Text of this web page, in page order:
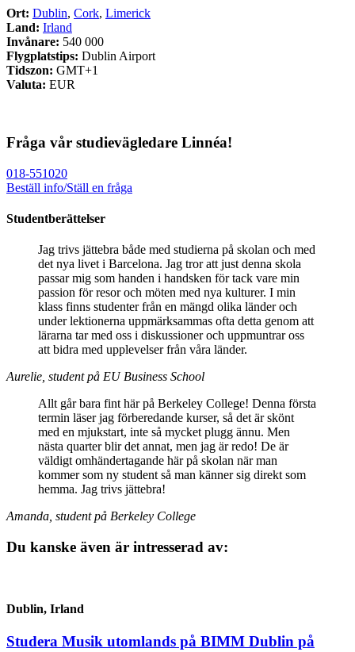
Ort: Dublin, Cork, Limerick
Land: Irland
Invånare: 540 000
Flygplatstips: Dublin Airport
Tidszon: GMT+1
Valuta: EUR
Fråga vår studievägledare Linnéa!
018-551020
Beställ info/Ställ en fråga
Studentberättelser
Jag trivs jättebra både med studierna på skolan och med
det nya livet i Barcelona. Jag tror att just denna skola
passar mig som handen i handsken för tack vare min
passion för resor och möten med nya kulturer. I min
klass finns studenter från en mängd olika länder och
under lektionerna uppmärksammas ofta detta genom att
lärarna tar med oss i diskussioner och uppmuntrar oss
att bidra med upplevelser från våra länder.
Aurelie, student på EU Business School
Allt går bara fint här på Berkeley College! Denna första
termin läser jag förberedande kurser, så det är skönt
med en mjukstart, inte så mycket plugg ännu. Men
nästa quarter blir det annat, men jag är redo! De är
väldigt omhändertagande här på skolan när man
kommer som ny student så man känner sig direkt som
hemma. Jag trivs jättebra!
Amanda, student på Berkeley College
Du kanske även är intresserad av:
Dublin, Irland
Studera Musik utomlands på BIMM Dublin på